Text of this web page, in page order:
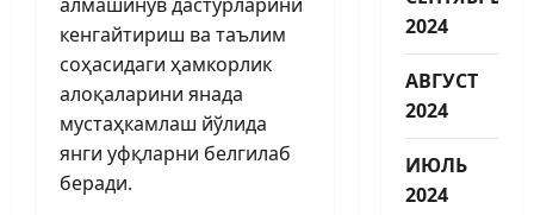
кенгайтириш ва таълим
соҳасидаги ҳамкорлик
алоқаларини янада
мустаҳкамлаш йўлида
янги уфқларни белгилаб
беради.
2024
АВГУСТ
2024
ИЮЛЬ
2024